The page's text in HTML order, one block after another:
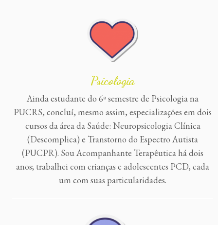
Psicologia
Ainda estudante do 6º semestre de Psicologia na
PUCRS, concluí, mesmo assim, especializações em dois
cursos da área da Saúde: Neuropsicologia Clínica
(Descomplica) e Transtorno do Espectro Autista
(PUCPR). Sou Acompanhante Terapêutica há dois
anos; trabalhei com crianças e adolescentes PCD, cada
um com suas particularidades.